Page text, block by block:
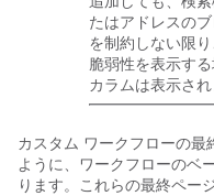
たはアドレスの
を制約しない限
脆弱性を表示す
カラムは表示され
カスタム ワークフローの最
ように、ワークフローのベ
ります。これらの最終ペー